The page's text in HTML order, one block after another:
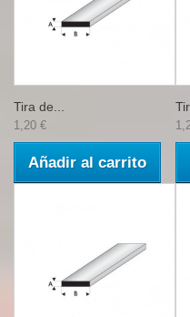
Tira de...
1,20 €
Añadir al carrito